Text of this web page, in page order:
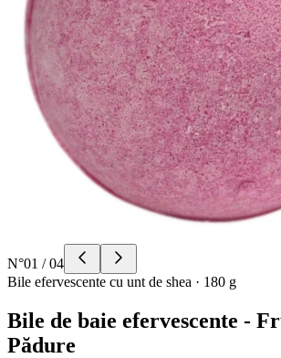
N°01 /04
Bile efervescente cu unt de shea · 180 g
Bile de baie efervescente -
Pădure